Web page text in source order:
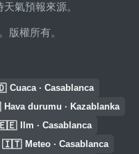
氣預報來源。
版權所有。
Cuaca · Casablanca
Hava durumu · Kazablanka
Ilm · Casablanca
🇮🇹 Meteo · Casablanca